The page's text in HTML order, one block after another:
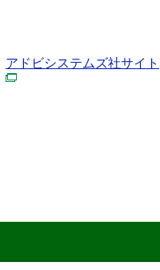
アドビシステムズ社サイト